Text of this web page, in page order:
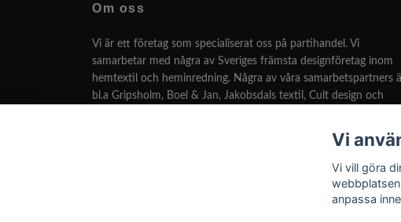
Om oss
Vi är ett företag som specialiserat oss på partihandel. Vi
samarbetar med några av Sveriges främsta designföretag inom
hemtextil och heminredning. Några av våra samarbetspartners
bl.a Gripsholm, Boel & Jan, Jakobsdals textil, Cult design och
Vi har som målsättning att kunna leverera den bästa Svenska
Vi
Vi vill göra
anpassa